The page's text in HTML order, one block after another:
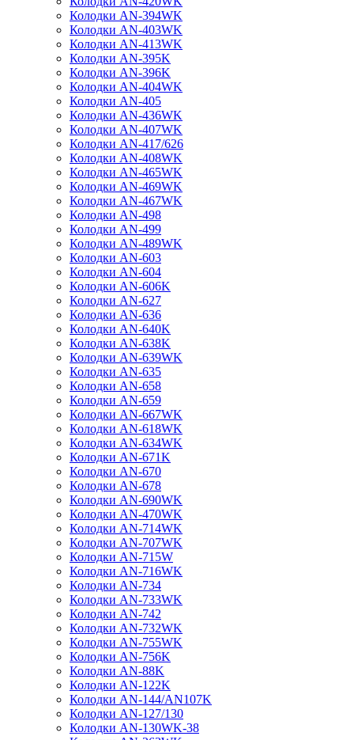
Колодки AN-394WK
Колодки AN-403WK
Колодки AN-413WK
Колодки AN-395K
Колодки AN-396K
Колодки AN-404WK
Колодки AN-405
Колодки AN-436WK
Колодки AN-407WK
Колодки AN-417/626
Колодки AN-408WK
Колодки AN-465WK
Колодки AN-469WK
Колодки AN-467WK
Колодки AN-498
Колодки AN-499
Колодки AN-489WK
Колодки AN-603
Колодки AN-604
Колодки AN-606K
Колодки AN-627
Колодки AN-636
Колодки AN-640K
Колодки AN-638K
Колодки AN-639WK
Колодки AN-635
Колодки AN-658
Колодки AN-659
Колодки AN-667WK
Колодки AN-618WK
Колодки AN-634WK
Колодки AN-671K
Колодки AN-670
Колодки AN-678
Колодки AN-690WK
Колодки AN-470WK
Колодки AN-714WK
Колодки AN-707WK
Колодки AN-715W
Колодки AN-716WK
Колодки AN-734
Колодки AN-733WK
Колодки AN-742
Колодки AN-732WK
Колодки AN-755WK
Колодки AN-756K
Колодки AN-88K
Колодки AN-122K
Колодки AN-144/AN107K
Колодки AN-127/130
Колодки AN-130WK-38